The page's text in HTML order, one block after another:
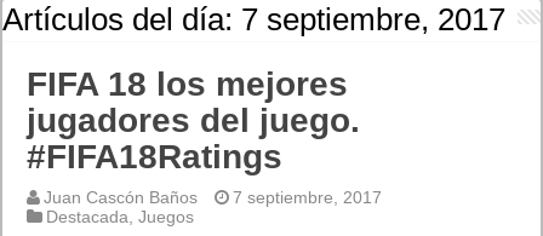
Artículos del día: 7 septiembre, 2017
FIFA 18 los mejores
jugadores del juego.
#FIFA18Ratings
Juan Cascón Baños
7 septiembre, 2017
Destacada ,Juegos